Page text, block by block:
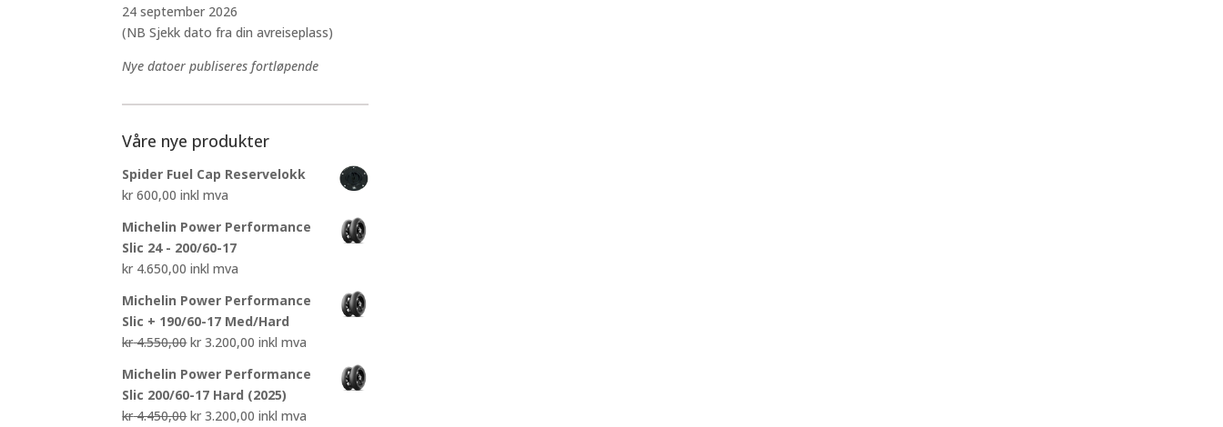
24 september 2026
(NB Sjekk dato fra din avreiseplass)
Nye datoer publiseres fortløpende
Våre nye produkter
Spider Fuel Cap Reservelokk
kr 600,00 inkl mva
Michelin Power Performance
Slic 24 - 200/60-17
kr 4.650,00 inkl mva
Michelin Power Performance
Slic + 190/60-17 Med/Hard
kr4.550,00Opprinnelig
var:
kr 4.550,00.
kr 3.200,00 Nåværende
er:
kr 3.200,00.
inkl mva
Michelin Power Performance
Slic 200/60-17 Hard (2025)
kr4.450,00Opprinnelig
kr 3.200,00 Nåværende
inkl mva